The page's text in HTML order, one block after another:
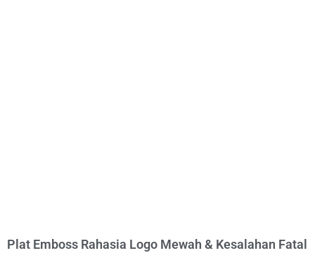
Plat Emboss Rahasia Logo Mewah & Kesalahan Fatal